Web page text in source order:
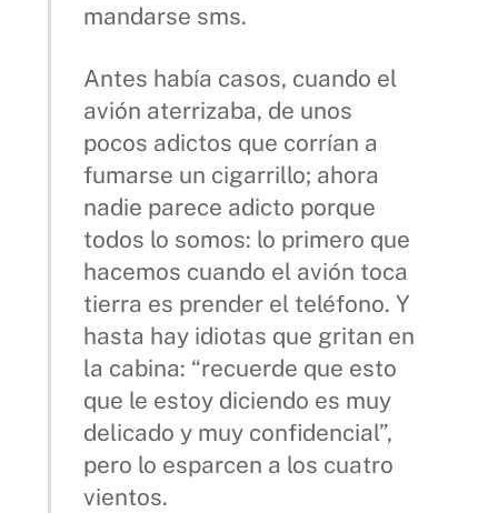
mandarse sms.
Antes había casos, cuando el
avión aterrizaba, de unos
pocos adictos que corrían a
fumarse un cigarrillo; ahora
nadie parece adicto porque
todos lo somos: lo primero que
hacemos cuando el avión toca
tierra es prender el teléfono. Y
hasta hay idiotas que gritan en
la cabina: “recuerde que esto
que le estoy diciendo es muy
delicado y muy confidencial”,
pero lo esparcen a los cuatro
vientos.